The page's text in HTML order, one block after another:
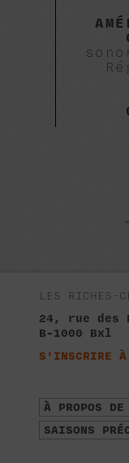
LES RICHES-
24, rue des
B-1000 Bxl
S'INSCRIRE À
À PROPOS DE
SAISONS